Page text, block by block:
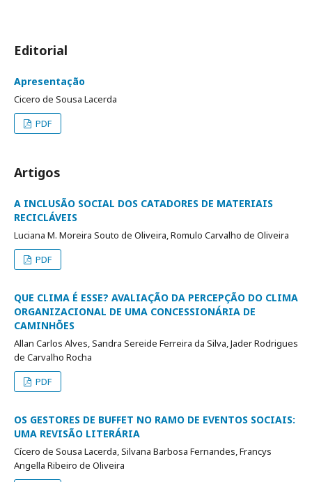
Editorial
Apresentação
Cicero de Sousa Lacerda
PDF
Artigos
A INCLUSÃO SOCIAL DOS CATADORES DE MATERIAIS
RECICLÁVEIS
Luciana M. Moreira Souto de Oliveira, Romulo Carvalho de Oliveira
PDF
QUE CLIMA É ESSE? AVALIAÇÃO DA PERCEPÇÃO DO CLIMA
ORGANIZACIONAL DE UMA CONCESSIONÁRIA DE
CAMINHÕES
Allan Carlos Alves, Sandra Sereide Ferreira da Silva, Jader Rodrigues
de Carvalho Rocha
PDF
OS GESTORES DE BUFFET NO RAMO DE EVENTOS SOCIAIS:
UMA REVISÃO LITERÁRIA
Cícero de Sousa Lacerda, Silvana Barbosa Fernandes, Francys
Angella Ribeiro de Oliveira